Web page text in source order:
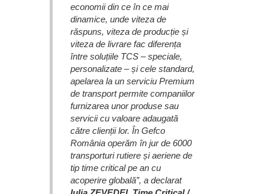
economii din ce în ce mai
dinamice, unde viteza de
răspuns, viteza de producție și
viteza de livrare fac diferența
între soluțiile TCS – speciale,
personalizate – și cele standard,
apelarea la un serviciu Premium
de transport permite companiilor
furnizarea unor produse sau
servicii cu valoare adaugată
către clienții lor. În Gefco
România operăm în jur de 6000
transporturi rutiere și aeriene de
tip time critical pe an cu
acoperire globală”, a declarat